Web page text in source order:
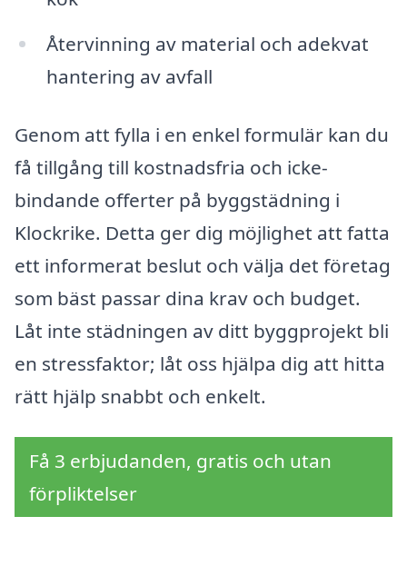
Återvinning av material och adekvat
hantering av avfall
Genom att fylla i en enkel formulär kan du
få tillgång till kostnadsfria och icke-
bindande offerter på byggstädning i
Klockrike. Detta ger dig möjlighet att fatta
ett informerat beslut och välja det företag
som bäst passar dina krav och budget.
Låt inte städningen av ditt byggprojekt bli
en stressfaktor; låt oss hjälpa dig att hitta
rätt hjälp snabbt och enkelt.
Få 3 erbjudanden, gratis och utan
förpliktelser